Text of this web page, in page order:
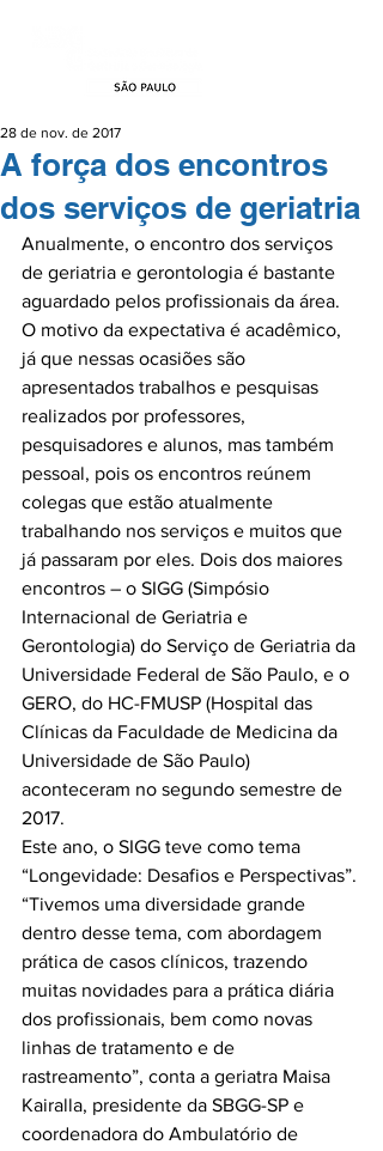
A força dos encontros
dos serviços de geriatria
28 de nov. de 2017
Anualmente, o encontro dos serviços
de geriatria e gerontologia é bastante
aguardado pelos profissionais da área.
O motivo da expectativa é acadêmico,
já que nessas ocasiões são
apresentados trabalhos e pesquisas
realizados por professores,
pesquisadores e alunos, mas também
pessoal, pois os encontros reúnem
colegas que estão atualmente
trabalhando nos serviços e muitos que
já passaram por eles. Dois dos maiores
encontros – o SIGG (Simpósio
Internacional de Geriatria e
Gerontologia) do Serviço de Geriatria da
Universidade Federal de São Paulo, e o
GERO, do HC-FMUSP (Hospital das
Clínicas da Faculdade de Medicina da
Universidade de São Paulo)
aconteceram no segundo semestre de
2017.
Este ano, o SIGG teve como tema
“Longevidade: Desafios e Perspectivas”.
“Tivemos uma diversidade grande
dentro desse tema, com abordagem
prática de casos clínicos, trazendo
muitas novidades para a prática diária
dos profissionais, bem como novas
linhas de tratamento e de
rastreamento”, conta a geriatra Maisa
Kairalla, presidente da SBGG-SP e
coordenadora do Ambulatório de